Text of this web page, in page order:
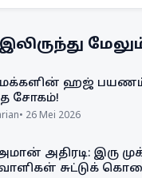
இலிருந்து
மக்களின் ஹஜ்
சோகம்!
• 26 Mei 2026
அமான் அதிரடி: இரு
சுட்டுக்